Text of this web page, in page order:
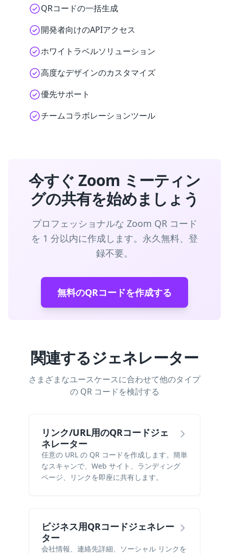
QRコードの一括生成
開発者向けのAPIアクセス
ホワイトラベルソリューション
高度なデザインのカスタマイズ
優先サポート
チームコラボレーションツール
今すぐ Zoom ミーティン
グの共有を始めましょう
プロフェッショナルな Zoom QR コード
を 1 分以内に作成します。永久無料、登
録不要。
無料のQRコードを作成する
関連するジェネレーター
さまざまなユースケースに合わせて他のタイプ
の QR コードを検討する
リンク/URL用のQRコードジェ
ネレーター
任意の URL の QR コードを作成します。簡単
なスキャンで、Web サイト、ランディング
ページ、リンクを即座に共有します。
ビジネス用QRコードジェネレー
ター
会社情報、連絡先詳細、ソーシャル リンクを